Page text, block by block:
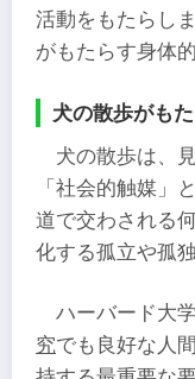
活動をもたらし
がもたらす身体
犬の散歩がも
犬の散歩は、
「社会的触媒」
道で交わされる
化する孤立や孤
ハーバード大
究でも良好な人